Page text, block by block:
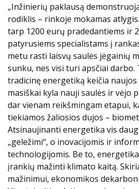
„Inžinierių paklausą
rodiklis – rinkoje mokamas
tarp 1200 eurų pradedantiems ir
patyrusiems specialistams į
metu rasti laisvų saulės jėgainių
sunku, nes visi turi apsčiai darbo.
tradicinę energetiką keičia
masiškai kyla nauji saulės ir vėjo
dar vienam reikšmingam etapui,
tiekiamos žaliosios dujos –
Atsinaujinanti energetika vis
„geležimi“, o inovacijomis ir
technologijomis. Be to,
įrankių mažinti klimato kaitą.
mažinimui, ekonomikos